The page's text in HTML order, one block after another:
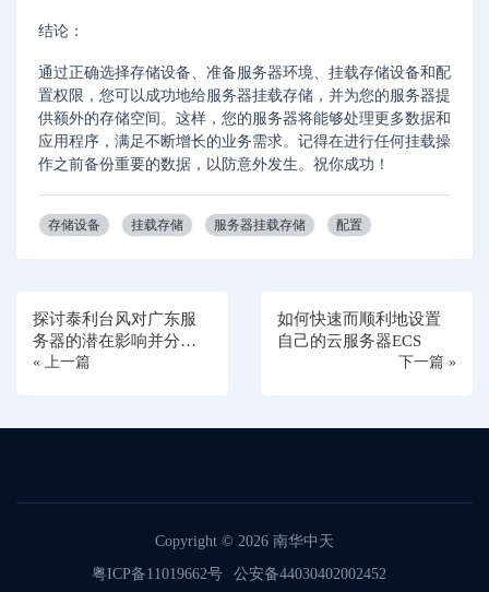
结论：
通过正确选择存储设备、准备服务器环境、挂载存储设备和配
置权限，您可以成功地给服务器挂载存储，并为您的服务器提
供额外的存储空间。这样，您的服务器将能够处理更多数据和
应用程序，满足不断增长的业务需求。记得在进行任何挂载操
作之前备份重要的数据，以防意外发生。祝你成功！
存储设备 挂载存储 服务器挂载存储 配置
探讨泰利台风对广东服
务器的潜在影响并分析
可能的防范措施
« 上一篇
如何快速而顺利地设置
自己的云服务器ECS
下一篇 »
Copyright © 2026 南华中天
粤ICP备11019662号
公安备44030402002452